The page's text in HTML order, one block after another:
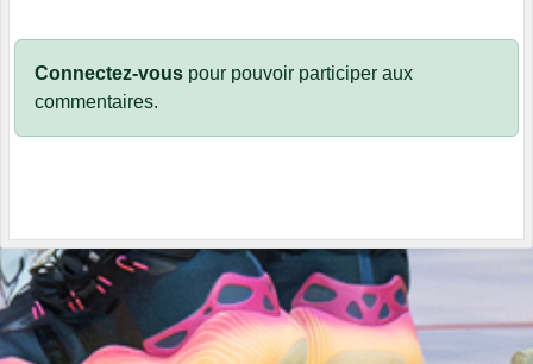
Connectez-vous pour pouvoir participer aux
commentaires.